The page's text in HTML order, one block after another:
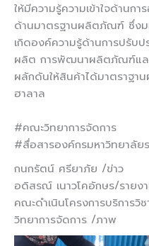
ให้มีความรู้ความเข้าใจด้านก
ด้านมาตรฐานผลิตภัณฑ์ ซึ่งม
เกิดองค์ความรู้ด้านการปรับ
ผลิต การพัฒนาผลิตภัณฑ์และ
ผลักดันให้สินค้าได้มาตราฐ
ฮาลาล
#คณะวิทยาการจัดการ
#สื่อสารองค์กรมหาวิทยาลัย
กนกรัตน์ ศรียาภัย /ข่าว
อดิสรณ์ เนาวโคอักษร/รายง
คณะดำเนินโครงการบริการ
วิทยาการจัดการ /ภาพ